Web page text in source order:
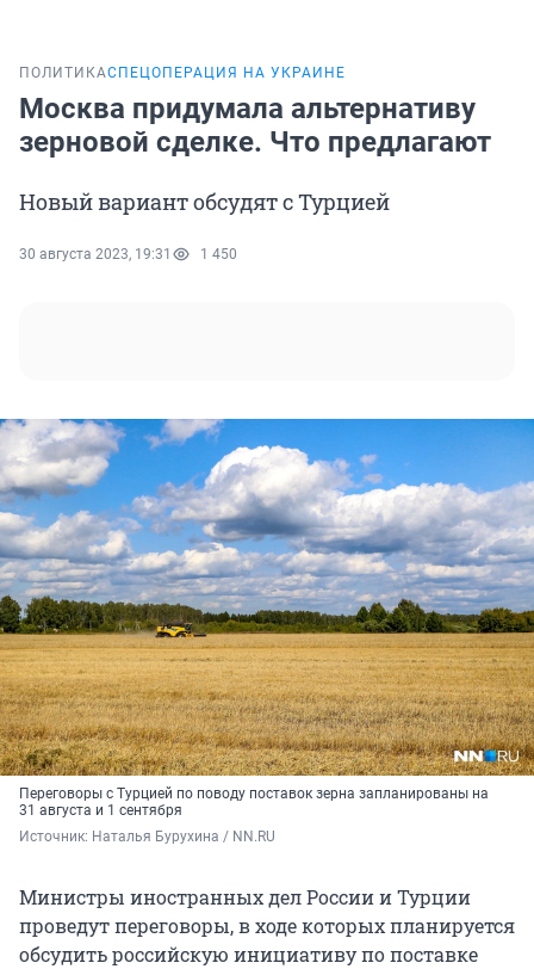
ПОЛИТИКАСПЕЦОПЕРАЦИЯ НА УКРАИНЕ
Москва придумала альтернативу
зерновой сделке. Что предлагают
Новый вариант обсудят с Турцией
30 августа 2023, 19:31 1 450
Переговоры с Турцией по поводу поставок зерна запланированы на
31 августа и 1 сентября
Источник: Наталья Бурухина / NN.RU
Министры иностранных дел России и Турции
проведут переговоры, в ходе которых планируется
обсудить российскую инициативу по поставке